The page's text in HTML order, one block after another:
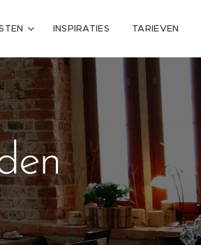
INSPIRATIES TARIEVEN